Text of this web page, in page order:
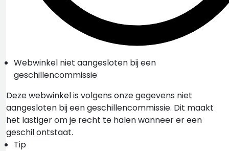
Webwinkel niet aangesloten bij een
geschillencommissie
Deze webwinkel is volgens onze gegevens niet
aangesloten bij een geschillencommissie. Dit maakt
het lastiger om je recht te halen wanneer er een
geschil ontstaat.
Tip